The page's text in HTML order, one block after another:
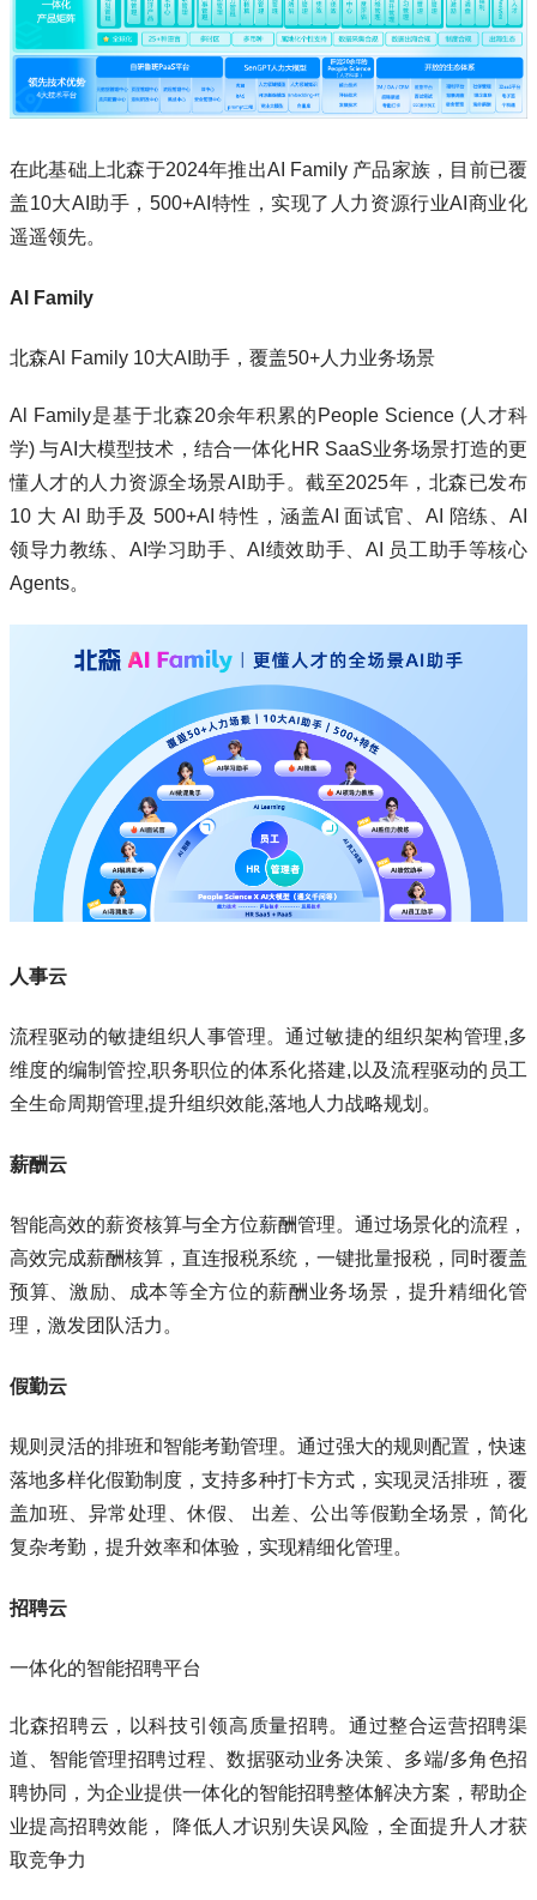
在此基础上北森于2024年推出AI Family 产品家族，目前已覆
盖10大AI助手，500+AI特性，实现了人力资源行业AI商业化
遥遥领先。
Al Family
北森Al Family 10大AI助手，覆盖50+人力业务场景
Al Family是基于北森20余年积累的People Science (⼈才科
学) 与AI⼤模型技术，结合⼀体化HR SaaS业务场景打造的更
懂⼈才的⼈⼒资源全场景AI助⼿。截⾄2025年，北森已发布
10 ⼤ AI 助⼿及 500+AI 特性，涵盖AI ⾯试官、AI 陪练、AI
领导⼒教练、AI学习助⼿、AI绩效助⼿、AI 员⼯助⼿等核⼼
Agents。
人事云
流程驱动的敏捷组织人事管理。通过敏捷的组织架构管理,多
维度的编制管控,职务职位的体系化搭建,以及流程驱动的员工
全生命周期管理,提升组织效能,落地人力战略规划。
薪酬云
智能高效的薪资核算与全方位薪酬管理。通过场景化的流程，
高效完成薪酬核算，直连报税系统，一键批量报税，同时覆盖
预算、激励、成本等全方位的薪酬业务场景，提升精细化管
理，激发团队活力。
假勤云
规则灵活的排班和智能考勤管理。通过强大的规则配置，快速
落地多样化假勤制度，支持多种打卡方式，实现灵活排班，覆
盖加班、异常处理、休假、 出差、公出等假勤全场景，简化
复杂考勤，提升效率和体验，实现精细化管理。
招聘云
一体化的智能招聘平台
北森招聘云，以科技引领高质量招聘。通过整合运营招聘渠
道、智能管理招聘过程、数据驱动业务决策、多端/多角色招
聘协同，为企业提供一体化的智能招聘整体解决方案，帮助企
业提高招聘效能， 降低人才识别失误风险，全面提升人才获
取竞争力